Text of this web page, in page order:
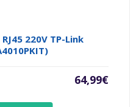
220V TP-Link
64,99€